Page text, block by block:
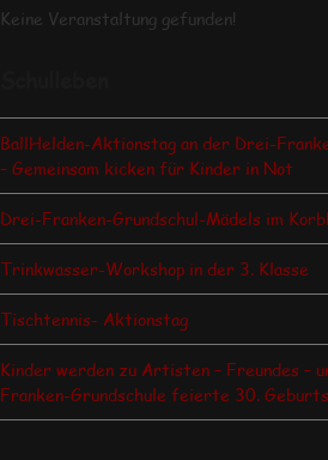
Keine Veranstaltung gefunden!
BallHelden-Aktionstag an der Drei-
– Gemeinsam kicken für Kinder in Not
Drei-Franken-Grundschul-Mädels im
Trinkwasser-Workshop in der 3. Klasse
Tischtennis- Aktionstag
Kinder werden zu Artisten – Freundes –
Franken-Grundschule feierte 30.